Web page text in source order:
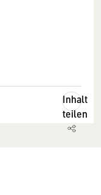
Inhalt
teilen